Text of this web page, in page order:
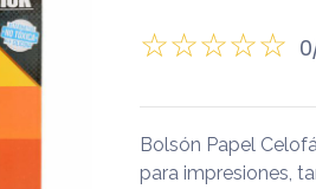
Bolsón Papel
para impresiones,